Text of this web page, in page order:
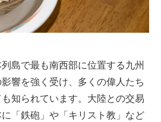
島で最も南西部に位置する九州
響を強く受け、多くの偉人たち
知られています。大陸との交易
「鉄砲」や「キリスト教」など